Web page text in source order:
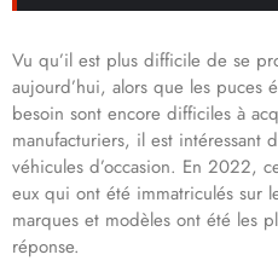
Vu qu’il est plus difficile de se
aujourd’hui, alors que les puces
besoin sont encore difficiles à
manufacturiers, il est intéressant
véhicules d’occasion. En 2022,
eux qui ont été immatriculés sur
marques et modèles ont été les
réponse.